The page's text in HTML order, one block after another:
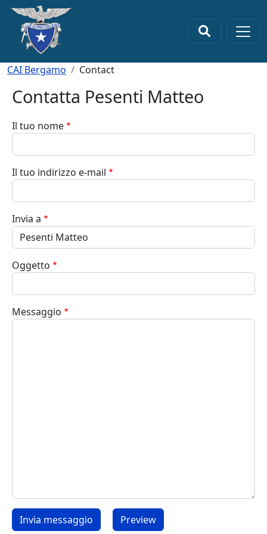
Salta al contenuto principale
Briciole di pane
CAI Bergamo Contact
Contatta Pesenti Matteo
Il tuo nome
Il tuo indirizzo e-mail
Invia a
Oggetto
Messaggio
×